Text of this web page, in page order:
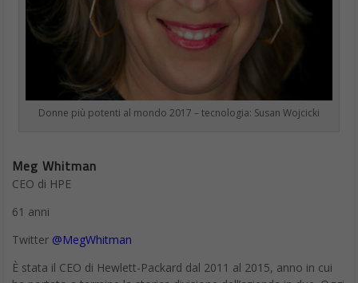
Donne più potenti al mondo 2017 – tecnologia: Susan Wojcicki
Meg Whitman
61 anni
Twitter@MegWhitman
È stata il CEO di Hewlett-Packard dal 2011 al 2015, anno in cui
ha portato a termine la storica divisione dell’azienda in due. Oggi
è CEO di Hewlett Packard Enterprise e Presidente del Consiglio
di Amministrazione di HP Inc. Prima, è stata Vicepresidente della